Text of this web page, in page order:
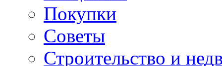
Покупки
Советы
Строительство и